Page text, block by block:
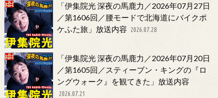
「伊集院光 深夜の馬鹿力／2026年07月27日
／第1606回／腰モードで北海道にバイクポ
ケふた旅」放送内容 2026.07.28
「伊集院光 深夜の馬鹿力／2026年07月20日
／第1605回／スティーブン・キングの『ロ
ングウォーク』を観てきた」放送内容
2026.07.21